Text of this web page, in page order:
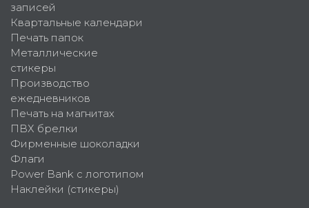
записей
Квартальные календари
Печать папок
Металлические
стикеры
Производство
ежедневников
Печать на магнитах
ПВХ брелки
Фирменные шоколадки
Флаги
Power Bank с логотипом
Наклейки (стикеры)